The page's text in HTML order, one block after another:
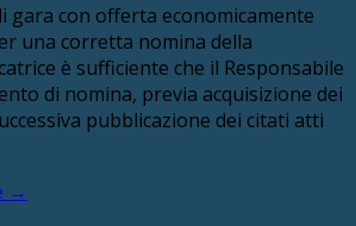
gara con offerta economicamente
una corretta nomina della
è sufficiente che il Responsabile
di nomina, previa acquisizione dei
pubblicazione dei citati atti
→